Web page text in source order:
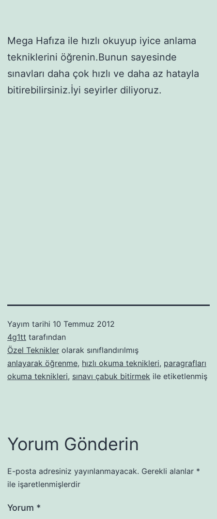
Mega Hafıza ile hızlı okuyup iyice anlama
tekniklerini öğrenin.Bunun sayesinde
sınavları daha çok hızlı ve daha az hatayla
bitirebilirsiniz.İyi seyirler diliyoruz.
Yayım tarihi 10 Temmuz 2012
4g1tt tarafından
Özel Teknikler olarak sınıflandırılmış
anlayarak öğrenme, hızlı okuma teknikleri, paragrafları
okuma teknikleri, sınavı çabuk bitirmek ile etiketlenmiş
Yorum Gönderin
E-posta adresiniz yayınlanmayacak. Gerekli alanlar *
ile işaretlenmişlerdir
Yorum *